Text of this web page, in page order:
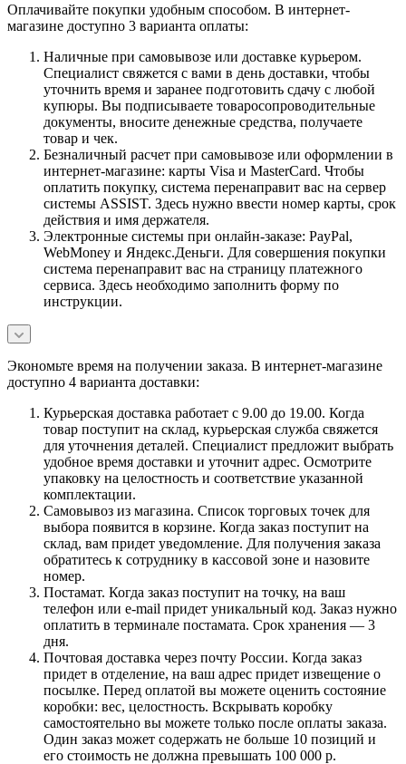
Оплачивайте покупки удобным способом. В интернет-
магазине доступно 3 варианта оплаты:
Наличные при самовывозе или доставке курьером.
Специалист свяжется с вами в день доставки, чтобы
уточнить время и заранее подготовить сдачу с любой
купюры. Вы подписываете товаросопроводительные
документы, вносите денежные средства, получаете
товар и чек.
Безналичный расчет при самовывозе или оформлении в
интернет-магазине: карты Visa и MasterCard. Чтобы
оплатить покупку, система перенаправит вас на сервер
системы ASSIST. Здесь нужно ввести номер карты, срок
действия и имя держателя.
Электронные системы при онлайн-заказе: PayPal,
WebMoney и Яндекс.Деньги. Для совершения покупки
система перенаправит вас на страницу платежного
сервиса. Здесь необходимо заполнить форму по
инструкции.
Экономьте время на получении заказа. В интернет-магазине
доступно 4 варианта доставки:
Курьерская доставка работает с 9.00 до 19.00. Когда
товар поступит на склад, курьерская служба свяжется
для уточнения деталей. Специалист предложит выбрать
удобное время доставки и уточнит адрес. Осмотрите
упаковку на целостность и соответствие указанной
комплектации.
Самовывоз из магазина. Список торговых точек для
выбора появится в корзине. Когда заказ поступит на
склад, вам придет уведомление. Для получения заказа
обратитесь к сотруднику в кассовой зоне и назовите
номер.
Постамат. Когда заказ поступит на точку, на ваш
телефон или e-mail придет уникальный код. Заказ нужно
оплатить в терминале постамата. Срок хранения — 3
дня.
Почтовая доставка через почту России. Когда заказ
придет в отделение, на ваш адрес придет извещение о
посылке. Перед оплатой вы можете оценить состояние
коробки: вес, целостность. Вскрывать коробку
самостоятельно вы можете только после оплаты заказа.
Один заказ может содержать не больше 10 позиций и
его стоимость не должна превышать 100 000 р.